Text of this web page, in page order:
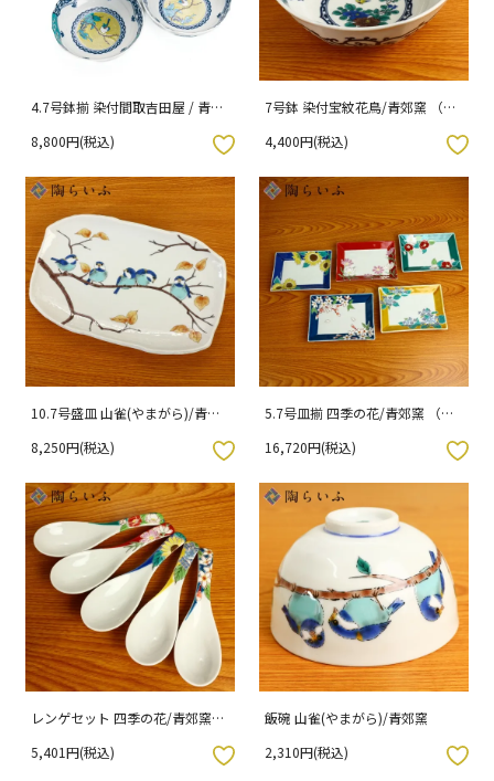
4.7号鉢揃 染付間取吉田屋 / 青郊
8,800円(税込)
7号鉢 染付宝紋花鳥/青郊窯 （化
4,400円(税込)
お気に入りボタン
10.7号盛皿 山雀(やまがら)/青郊
8,250円(税込)
5.7号皿揃 四季の花/青郊窯 （化
16,720円(税込)
お気に入りボタン
レンゲセット 四季の花/青郊窯
5,401円(税込)
飯碗 山雀(やまがら)/青郊窯
2,310円(税込)
お気に入りボタン